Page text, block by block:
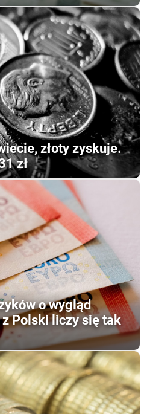
złoty zyskuje.
zł
o wygląd
z Polski liczy się tak